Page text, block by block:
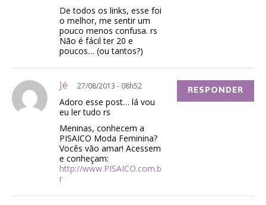
De todos os links, esse foi
o melhor, me sentir um
pouco menos confusa. rs
Não é fácil ter 20 e
poucos… (ou tantos?)
Jé 27/08/2013 - 08h52
Adoro esse post… lá vou
eu ler tudo rs
Meninas, conhecem a
PISAICO Moda Feminina?
Vocês vão amar! Acessem
e conheçam:
http://www.PISAICO.com.b
r
RESPONDER